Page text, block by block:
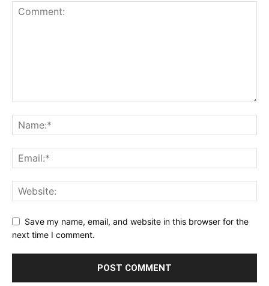
Save my name, email, and website in this browser for the
next time I comment.